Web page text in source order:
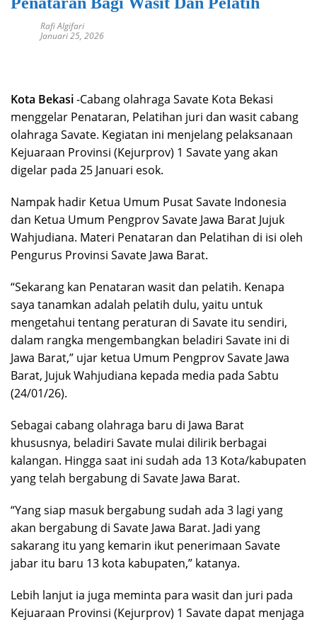
Rafi Algifari
Januari 25, 2026
Kota Bekasi-Cabang olahraga Savate Kota Bekasi
menggelar Penataran, Pelatihan juri dan wasit cabang
olahraga Savate. Kegiatan ini menjelang pelaksanaan
Kejuaraan Provinsi (Kejurprov) 1 Savate yang akan
digelar pada 25 Januari esok.
Nampak hadir Ketua Umum Pusat Savate Indonesia
dan Ketua Umum Pengprov Savate Jawa Barat Jujuk
Wahjudiana. Materi Penataran dan Pelatihan di isi oleh
Pengurus Provinsi Savate Jawa Barat.
“Sekarang kan Penataran wasit dan pelatih. Kenapa
saya tanamkan adalah pelatih dulu, yaitu untuk
mengetahui tentang peraturan di Savate itu sendiri,
dalam rangka mengembangkan beladiri Savate ini di
Jawa Barat,” ujar ketua Umum Pengprov Savate Jawa
Barat, Jujuk Wahjudiana kepada media pada Sabtu
(24/01/26).
Sebagai cabang olahraga baru di Jawa Barat
khususnya, beladiri Savate mulai dilirik berbagai
kalangan. Hingga saat ini sudah ada 13 Kota/kabupaten
yang telah bergabung di Savate Jawa Barat.
“Yang siap masuk bergabung sudah ada 3 lagi yang
akan bergabung di Savate Jawa Barat. Jadi yang
sakarang itu yang kemarin ikut penerimaan Savate
jabar itu baru 13 kota kabupaten,” katanya.
Lebih lanjut ia juga meminta para wasit dan juri pada
Kejuaraan Provinsi (Kejurprov) 1 Savate dapat menjaga